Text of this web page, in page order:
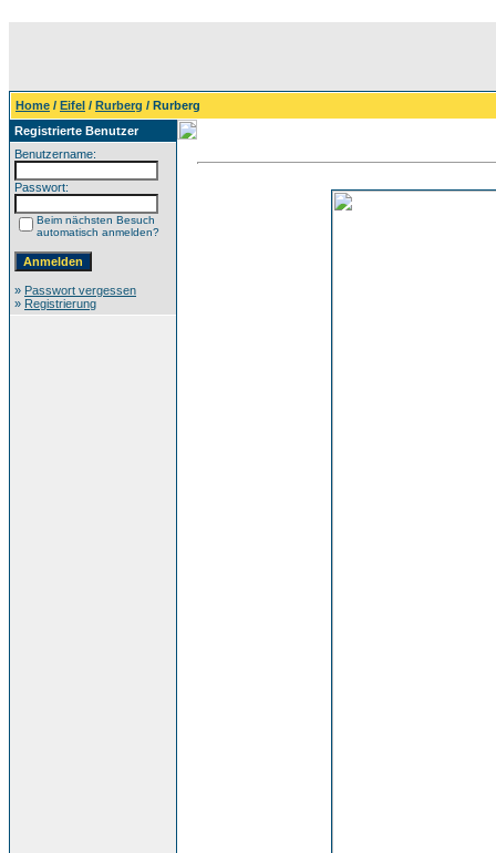
Home / Eifel / Rurberg / Rurberg
Registrierte Benutzer
Benutzername:
Passwort:
Beim nächsten Besuch
automatisch anmelden?
» Passwort vergessen
» Registrierung